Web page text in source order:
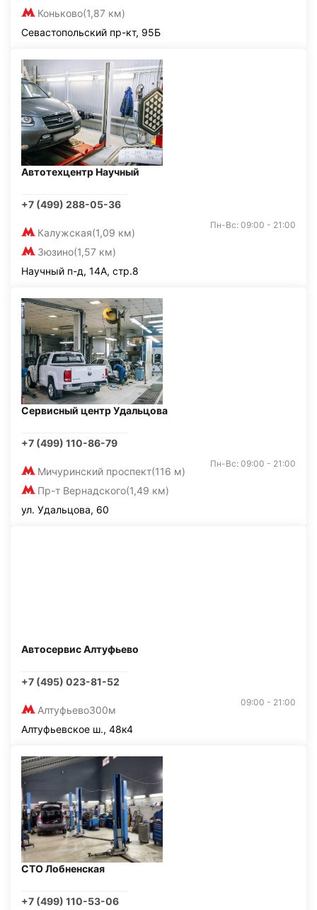
Коньково(1,87 км)
Севастопольский пр-кт, 95Б
Автотехцентр Научный
+7 (499) 288-05-36
Калужская(1,09 км)
Зюзино(1,57 км)
Пн-Вс: 09:00 - 21:00
Научный п-д, 14А, стр.8
Сервисный центр Удальцова
+7 (499) 110-86-79
Мичуринский проспект(116 м)
Пр-т Вернадского(1,49 км)
Пн-Вс: 09:00 - 21:00
ул. Удальцова, 60
Автосервис Алтуфьево
+7 (495) 023-81-52
Алтуфьево300м
09:00 - 21:00
Алтуфьевское ш., 48к4
СТО Лобненская
+7 (499) 110-53-06